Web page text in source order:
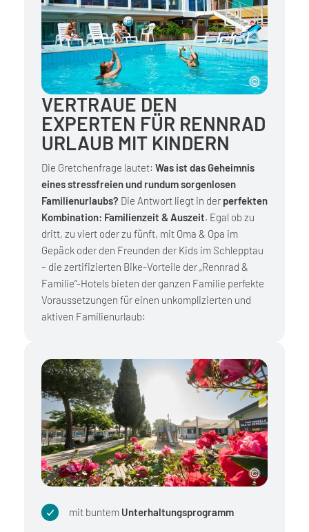
VERTRAUE DEN
EXPERTEN FÜR RENNRAD
URLAUB MIT KINDERN
Die Gretchenfrage lautet: Was ist das Geheimnis
eines stressfreien und rundum sorgenlosen
Familienurlaubs? Die Antwort liegt in der perfekten
Kombination: Familienzeit & Auszeit. Egal ob zu
dritt, zu viert oder zu fünft, mit Oma & Opa im
Gepäck oder den Freunden der Kids im Schlepptau
– die zertifizierten Bike-Vorteile der „Rennrad &
Familie“-Hotels bieten der ganzen Familie perfekte
Voraussetzungen für einen unkomplizierten und
aktiven Familienurlaub:
mit buntem Unterhaltungsprogramm